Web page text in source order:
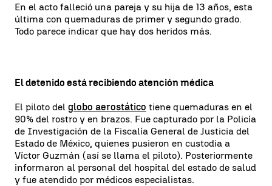
En el acto falleció una pareja y su hija de 13 años, esta
última con quemaduras de primer y segundo grado.
Todo parece indicar que hay dos heridos más.
El detenido está recibiendo atención médica
El piloto del globo aerostático tiene quemaduras en el
90% del rostro y en brazos. Fue capturado por la Policía
de Investigación de la Fiscalía General de Justicia del
Estado de México, quienes pusieron en custodia a
Víctor Guzmán (así se llama el piloto). Posteriormente
informaron al personal del hospital del estado de salud
y fue atendido por médicos especialistas.